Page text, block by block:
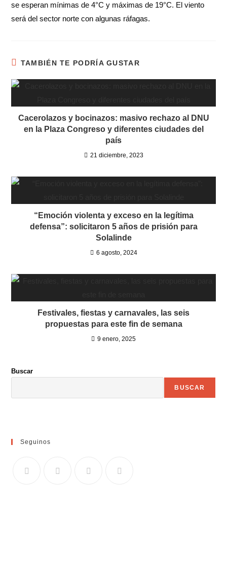
se esperan mínimas de 4°C y máximas de 19°C. El viento
será del sector norte con algunas ráfagas.
TAMBIÉN TE PODRÍA GUSTAR
Cacerolazos y bocinazos: masivo rechazo al DNU
en la Plaza Congreso y diferentes ciudades del
país
21 diciembre, 2023
“Emoción violenta y exceso en la legítima
defensa”: solicitaron 5 años de prisión para
Solalinde
6 agosto, 2024
Festivales, fiestas y carnavales, las seis
propuestas para este fin de semana
9 enero, 2025
Buscar
BUSCAR
Seguinos